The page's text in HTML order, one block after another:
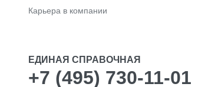
Карьера в компании
ЕДИНАЯ СПРАВОЧНАЯ
+7 (495) 730-11-01